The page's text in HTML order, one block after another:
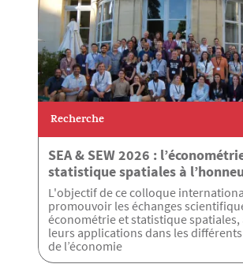
Recherche
SEA & SEW 2026 :
statistique spatiales à
L'objectif de ce colloque
promouvoir les échanges
économétrie et statistique spatiales,
leurs applications dans les
de l’économie